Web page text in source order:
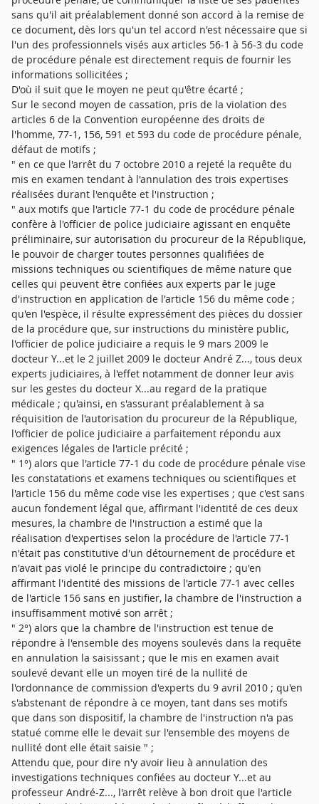
sans qu'il ait préalablement donné son accord à la remise de
ce document, dès lors qu'un tel accord n'est nécessaire que si
l'un des professionnels visés aux articles 56-1 à 56-3 du code
de procédure pénale est directement requis de fournir les
informations sollicitées ;
D'où il suit que le moyen ne peut qu'être écarté ;
Sur le second moyen de cassation, pris de la violation des
articles 6 de la Convention européenne des droits de
l'homme, 77-1, 156, 591 et 593 du code de procédure pénale,
défaut de motifs ;
" en ce que l'arrêt du 7 octobre 2010 a rejeté la requête du
mis en examen tendant à l'annulation des trois expertises
réalisées durant l'enquête et l'instruction ;
" aux motifs que l'article 77-1 du code de procédure pénale
confère à l'officier de police judiciaire agissant en enquête
préliminaire, sur autorisation du procureur de la République,
le pouvoir de charger toutes personnes qualifiées de
missions techniques ou scientifiques de même nature que
celles qui peuvent être confiées aux experts par le juge
d'instruction en application de l'article 156 du même code ;
qu'en l'espèce, il résulte expressément des pièces du dossier
de la procédure que, sur instructions du ministère public,
l'officier de police judiciaire a requis le 9 mars 2009 le
docteur Y...et le 2 juillet 2009 le docteur André Z..., tous deux
experts judiciaires, à l'effet notamment de donner leur avis
sur les gestes du docteur X...au regard de la pratique
médicale ; qu'ainsi, en s'assurant préalablement à sa
réquisition de l'autorisation du procureur de la République,
l'officier de police judiciaire a parfaitement répondu aux
exigences légales de l'article précité ;
" 1°) alors que l'article 77-1 du code de procédure pénale vise
les constatations et examens techniques ou scientifiques et
l'article 156 du même code vise les expertises ; que c'est sans
aucun fondement légal que, affirmant l'identité de ces deux
mesures, la chambre de l'instruction a estimé que la
réalisation d'expertises selon la procédure de l'article 77-1
n'était pas constitutive d'un détournement de procédure et
n'avait pas violé le principe du contradictoire ; qu'en
affirmant l'identité des missions de l'article 77-1 avec celles
de l'article 156 sans en justifier, la chambre de l'instruction a
insuffisamment motivé son arrêt ;
" 2°) alors que la chambre de l'instruction est tenue de
répondre à l'ensemble des moyens soulevés dans la requête
en annulation la saisissant ; que le mis en examen avait
soulevé devant elle un moyen tiré de la nullité de
l'ordonnance de commission d'experts du 9 avril 2010 ; qu'en
s'abstenant de répondre à ce moyen, tant dans ses motifs
que dans son dispositif, la chambre de l'instruction n'a pas
statué comme elle le devait sur l'ensemble des moyens de
nullité dont elle était saisie " ;
Attendu que, pour dire n'y avoir lieu à annulation des
investigations techniques confiées au docteur Y...et au
professeur André-Z..., l'arrêt relève à bon droit que l'article